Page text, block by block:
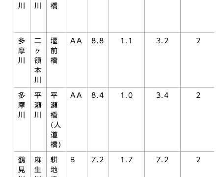
川
川
橋
多
摩
川
二
ヶ
領
本
川
堰
前
橋
AA 8.8 1.1 3.2 2
多
摩
川
平
瀬
川
平
瀬
橋
(人
道
橋)
AA 8.4 1.0 3.4 2
鶴
見
麻
生
耕
地
B 7.2 1.7 7.2 2